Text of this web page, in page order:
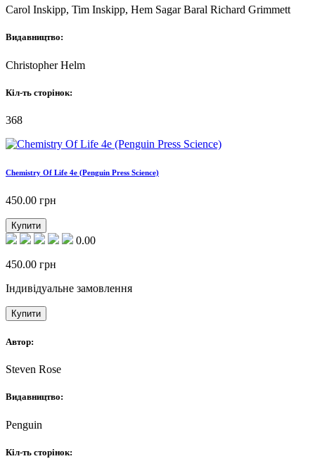
Carol Inskipp, Tim Inskipp, Hem Sagar Baral Richard Grimmett
Видавництво:
Christopher Helm
Кіл-ть сторінок:
368
Chemistry Of Life 4e (Penguin Press Science)
450.00 грн
Купити
0.00
450.00 грн
Індивідуальне замовлення
Купити
Автор:
Steven Rose
Видавництво:
Penguin
Кіл-ть сторінок: